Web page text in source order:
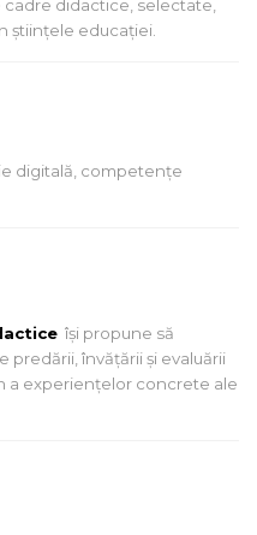
didactice, selectate,
științele educației.
digitală, competențe
îşi propune să
învăţării şi evaluării
a experienţelor concrete ale